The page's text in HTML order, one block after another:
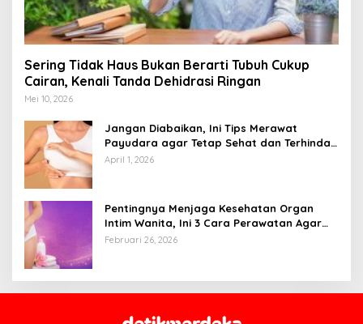
Sering Tidak Haus Bukan Berarti Tubuh Cukup
Cairan, Kenali Tanda Dehidrasi Ringan
Mei 10, 2026
Jangan Diabaikan, Ini Tips Merawat
Payudara agar Tetap Sehat dan Terhindar
dari Risiko Penyakit
April 1, 2026
Pentingnya Menjaga Kesehatan Organ
Intim Wanita, Ini 3 Cara Perawatan Agar
Tetap Bersih
Februari 26, 2026